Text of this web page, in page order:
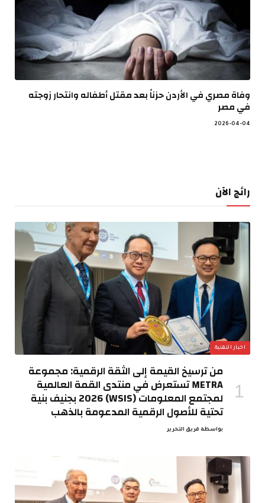
وفاة مصري في الأردن حزناً بعد مقتل أطفاله وانتحار زوجته
في مصر
2026-04-04
رائج الآن
اخبار التقنية
من ترسيخ القيمة إلى الثقة الرقمية: مجموعة
METRA تستعرض في منتدى القمة العالمية
لمجتمع المعلومات (WSIS) 2026 بجنيف بنية
تحتية للأصول الرقمية المدعومة بالذهب
بواسطة فريق التحرير